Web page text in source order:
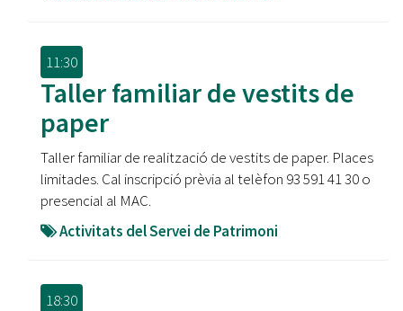
11:30
Taller familiar de vestits de
paper
Taller familiar de realització de vestits de paper. Places
limitades. Cal inscripció prèvia al telèfon 93 591 41 30 o
presencial al MAC.
Activitats del Servei de Patrimoni
18:30